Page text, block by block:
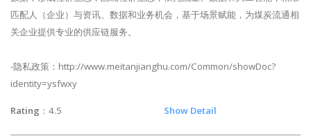
匹配人（企业）与资讯、数据和业务机会，基于场景赋能，为煤炭流通相
关企业提供专业的供应链服务。
-隐私政策：http://www.meitanjianghu.com/Common/showDoc?
identity=ysfwxy
Rating ：4.5 Show Detail